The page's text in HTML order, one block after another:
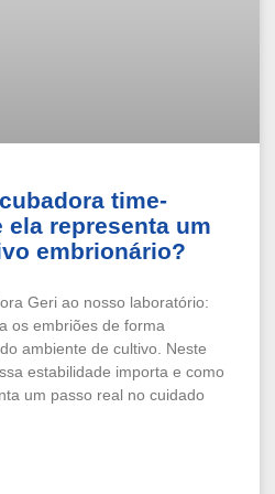
time-
ela representa um
embrionário?
Geri ao nosso laboratório:
os embriões de forma
ambiente de cultivo. Neste
estabilidade importa e como
um passo real no cuidado